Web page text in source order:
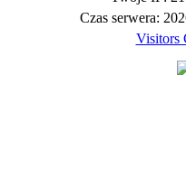
Czas serwera:
Visitors